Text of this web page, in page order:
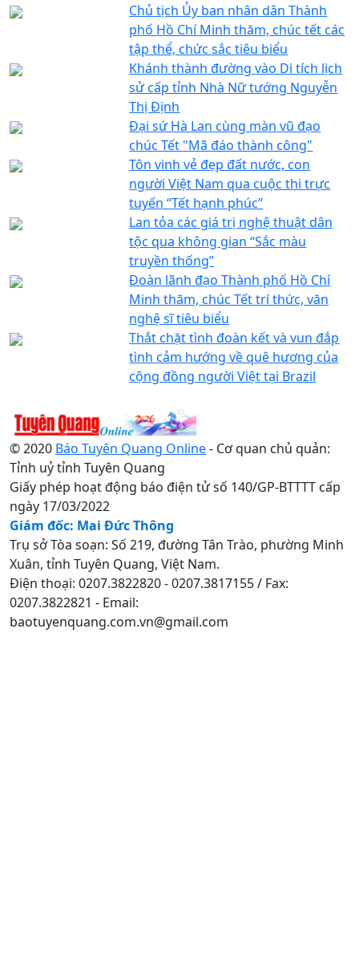
Chủ tịch Ủy ban nhân dân Thành
phố Hồ Chí Minh thăm, chúc tết các
tập thể, chức sắc tiêu biểu
Khánh thành đường vào Di tích lịch
sử cấp tỉnh Nhà Nữ tướng Nguyễn
Thị Định
Đại sứ Hà Lan cùng màn vũ đạo
chúc Tết "Mã đáo thành công"
Tôn vinh vẻ đẹp đất nước, con
người Việt Nam qua cuộc thi trực
tuyến “Tết hạnh phúc”
Lan tỏa các giá trị nghệ thuật dân
tộc qua không gian “Sắc màu
truyền thống”
Đoàn lãnh đạo Thành phố Hồ Chí
Minh thăm, chúc Tết trí thức, văn
nghệ sĩ tiêu biểu
Thắt chặt tình đoàn kết và vun đắp
tình cảm hướng về quê hương của
cộng đồng người Việt tại Brazil
© 2020 Báo Tuyên Quang Online- Cơ quan chủ quản:
Tỉnh uỷ tỉnh Tuyên Quang
Giấy phép hoạt động báo điện tử số 140/GP-BTTTT cấp
ngày 17/03/2022
Giám đốc: Mai Đức Thông
Trụ sở Tòa soạn: Số 219, đường Tân Trào, phường Minh
Xuân, tỉnh Tuyên Quang, Việt Nam.
Điện thoại: 0207.3822820 - 0207.3817155 / Fax:
0207.3822821 - Email:
baotuyenquang.com.vn@gmail.com